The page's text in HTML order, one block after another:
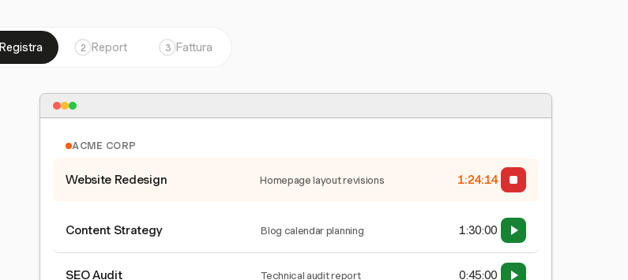
Registra 2 Report 3 Fattura
ACME CORP
Website Redesign Homepage layout revisions 1:24:15
Content Strategy Blog calendar planning 1:30:00
SEO Audit Technical audit report 0:45:00